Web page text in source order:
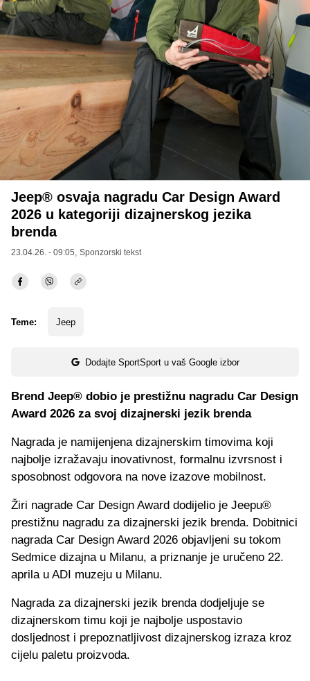
Jeep® osvaja nagradu Car Design Award
2026 u kategoriji dizajnerskog jezika
brenda
23.04.26. - 09:05, Sponzorski tekst
Teme: Jeep
Dodajte SportSport u vaš Google izbor
Brend Jeep® dobio je prestižnu nagradu Car Design
Award 2026 za svoj dizajnerski jezik brenda
Nagrada je namijenjena dizajnerskim timovima koji
najbolje izražavaju inovativnost, formalnu izvrsnost i
sposobnost odgovora na nove izazove mobilnost.
Žiri nagrade Car Design Award dodijelio je Jeepu®
prestižnu nagradu za dizajnerski jezik brenda. Dobitnici
nagrada Car Design Award 2026 objavljeni su tokom
Sedmice dizajna u Milanu, a priznanje je uručeno 22.
aprila u ADI muzeju u Milanu.
Nagrada za dizajnerski jezik brenda dodjeljuje se
dizajnerskom timu koji je najbolje uspostavio
dosljednost i prepoznatljivost dizajnerskog izraza kroz
cijelu paletu proizvoda.